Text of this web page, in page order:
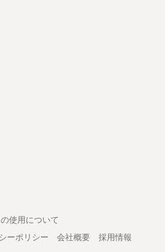
使用について
ーポリシー 会社概要
採用情報